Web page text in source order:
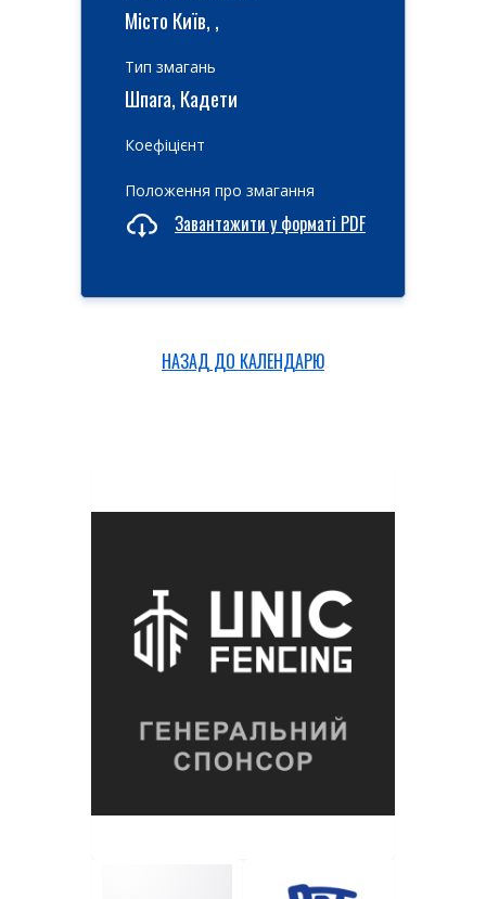
Місто Київ, ,
Тип змагань
Шпага, Кадети
Коефіцієнт
Положення про змагання
Завантажити у форматі PDF
НАЗАД ДО КАЛЕНДАРЮ